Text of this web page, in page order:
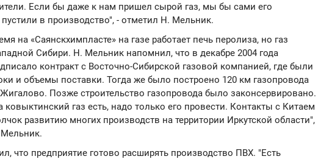
Если бы даже к нам пришел сырой газ, мы бы сами его
пустили в производство", - отметил Н. Мельник.
на «Саянскхимпласте» на газе работает печь перолиза, но газ
Сибири. Н. Мельник напомнил, что в декабре 2004 года
контракт с Восточно-Сибирской газовой компанией, где были
и объемы поставки. Тогда же было построено 120 км газопровода
Позже строительство газопровода было законсервировано.
ковыктинский газ есть, надо только его провести. Контакты с Китаем
развитию многих производств на территории Иркутской области",
что предприятие готово расширять производство ПВХ. "Есть